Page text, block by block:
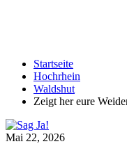
Startseite
Hochrhein
Waldshut
Zeigt her eure
Mai 22, 2026